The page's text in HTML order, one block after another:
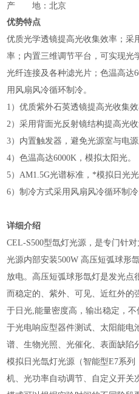
产 地：北京
优势特点
优质光学透镜提高光收集效率；采
率；内置三维调节平台，可实现光
光纤连接及各种滤光片；色温高达
用风扇风冷循环制冷。
1）优质紫外石英透镜提高光收集效
2）采用背面光反射镜结构提高光收
3）内置触发器，避免光源室与电
4）色温高达6000K，模拟太阳光。
5）AM1.5G光谱标准，*模拟日光光
6）制冷方式采用风扇风冷循环制冷
详细介绍
CEL-S500型氙灯光源，是专门针
光源内部安装500W 高压短弧球形
放电。高压短弧球形氙灯是发光点
而稳定的、紫外、可见、近红外的
于日光,能量密度高，输出稳定，
于光电响应型器件测试、太阳能电
谱、生物光照、光催化、表面缺陷
模拟日光氙灯光源（智能型E7系
机、光功率自动调节、自定义开关